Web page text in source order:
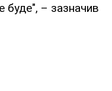
буде", – зазначив